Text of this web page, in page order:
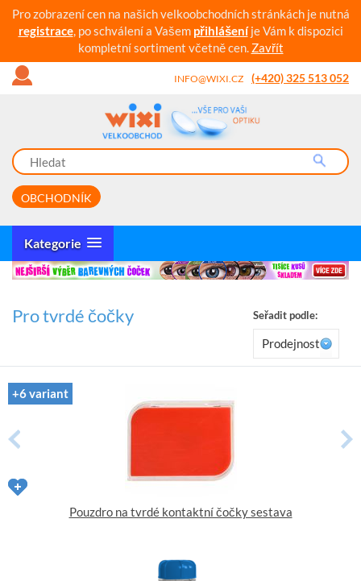
Pro zobrazení cen na našich velkoobchodních stránkách je nutná
registrace, po schválení a Vašem přihlášeníje Vám k dispozici
kompletní sortiment včetně cen. Zavřít
INFO@WIXI.CZ (+420) 325 513 052
OBCHODNÍK
Kategorie
Pro tvrdé čočky Seřadit podle:
Prodejnost
+6 variant
Pouzdro na tvrdé kontaktní čočky sestava